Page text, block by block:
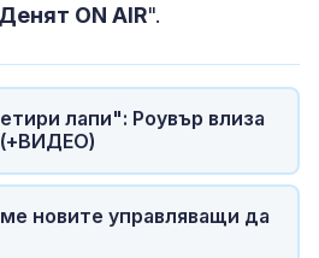
Денят ON AIR".
лапи": Роувър влиза
(+ВИДЕО)
новите управляващи да